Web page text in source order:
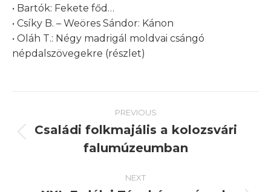
• Bartók: Fekete főd…
• Csíky B. – Weöres Sándor: Kánon
• Oláh T.: Négy madrigál moldvai csángó
népdalszövegekre (részlet)
navigation
PREVIOUS
post:
Családi folkmajális a kolozsvári
falumúzeumban
NEXT